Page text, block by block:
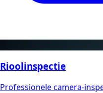
Rioolinspectie
Professionele camera-